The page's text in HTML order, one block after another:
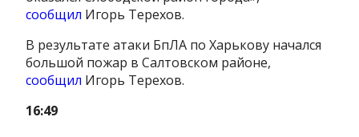
сообщил Игорь Терехов.
В результате атаки БпЛА по Харькову начался
большой пожар в Салтовском районе,
сообщил Игорь Терехов.
16:49